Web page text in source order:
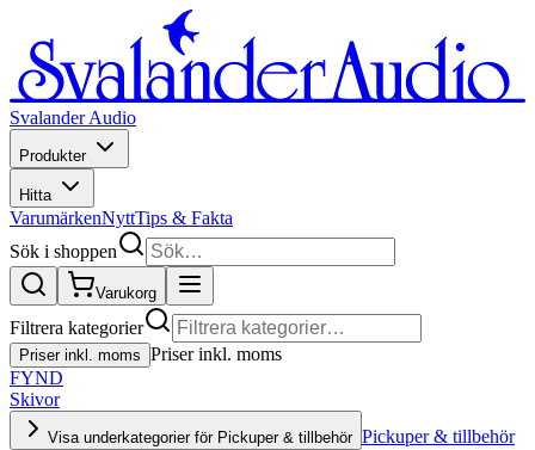
Svalander Audio
Produkter
Hitta
VarumärkenNyttTips & Fakta
Sök i shoppen
Varukorg
Filtrera kategorier
Priser inkl. moms Priser inkl. moms
FYND
Skivor
Visa underkategorier för Pickuper & tillbehör Pickuper & tillbehör